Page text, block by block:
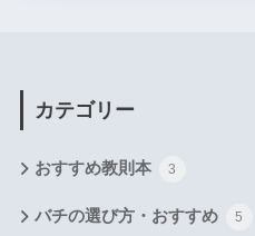
カテゴリー
おすすめ教則本 3
バチの選び方・おすすめ 5